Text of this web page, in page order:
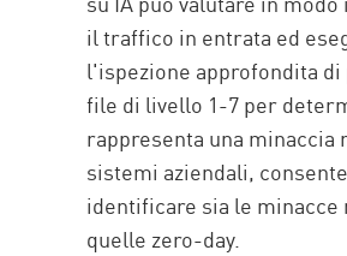
il traffico in entrata ed
l'ispezione approfondita di
file di livello 1-7 per
rappresenta una minaccia
sistemi aziendali,
identificare sia le minacce
quelle zero-day.